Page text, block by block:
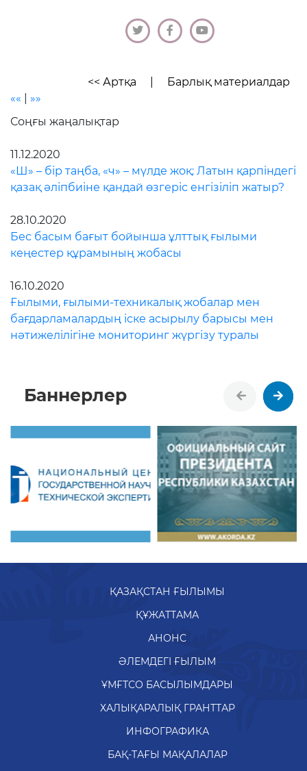
<< Артқа
Барлық материалдар
««
»»
Соңғы жаңалықтар
11.12.2020
«Ш» – бір таңба, «ч» – мүлде жоқ: Латын қарпіндегі
қазақ әліпбиіне қандай өзгеріс енгізіліп жатыр?
28.10.2020
Бес басым бағыт бойынша ұлттық ғылыми
кеңестер құрамының жобасы
16.10.2020
Ғылыми, ғылыми-техникалық жобалар мен
бағдарламалардың іске асырылу барысы мен
нәтижелілігіне мониторинг жүргізу туралы
Баннерлер
ҚАЗАҚСТАН ҒЫЛЫМЫ
ҚҰЖАТТАМА
АНОНС
ӘЛЕМДЕГІ ҒЫЛЫМ
ҰМҒТСО БАСЫЛЫМДАРЫ
ХАЛЫҚАРАЛЫҚ ГРАНТТАР
ИНФОГРАФИКА
БАҚ-ТАҒЫ МАҚАЛАЛАР